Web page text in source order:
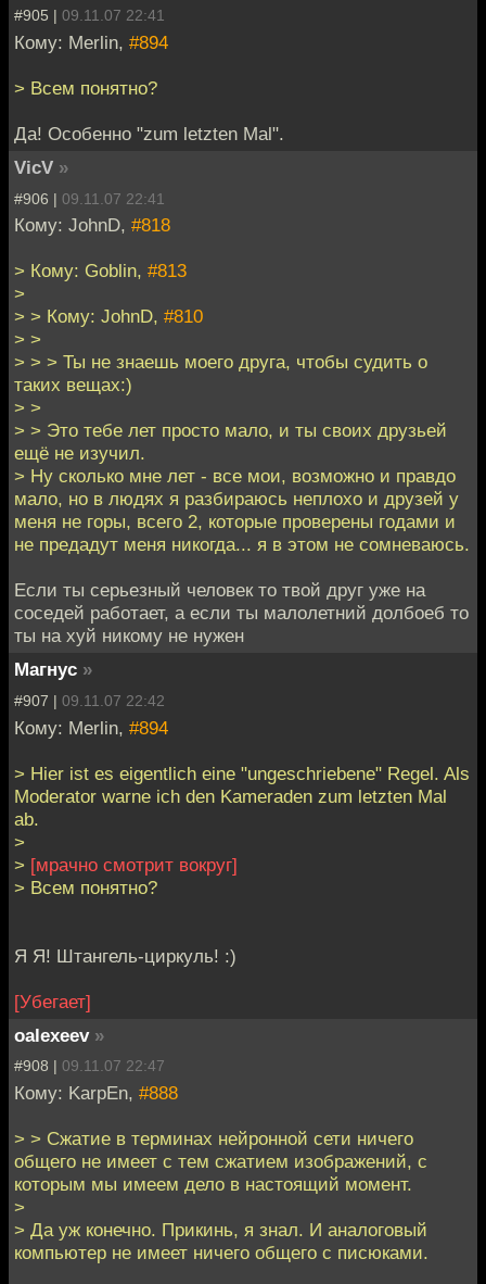
#905 | 09.11.07 22:41
Кому: Merlin, #894
> Всем понятно?
Да! Особенно "zum letzten Mal".
VicV »
#906 | 09.11.07 22:41
Кому: JohnD, #818
> Кому: Goblin, #813
>
> > Кому: JohnD, #810
> >
> > > Ты не знаешь моего друга, чтобы судить о
таких вещах:)
> >
> > Это тебе лет просто мало, и ты своих друзьей
ещё не изучил.
> Ну сколько мне лет - все мои, возможно и правдо
мало, но в людях я разбираюсь неплохо и друзей у
меня не горы, всего 2, которые проверены годами и
не предадут меня никогда... я в этом не сомневаюсь.
Если ты серьезный человек то твой друг уже на
соседей работает, а если ты малолетний долбоеб то
ты на хуй никому не нужен
Магнус »
#907 | 09.11.07 22:42
Кому: Merlin, #894
> Hier ist es eigentlich eine "ungeschriebene" Regel. Als
Moderator warne ich den Kameraden zum letzten Mal
ab.
>
> [мрачно смотрит вокруг]
> Всем понятно?
Я Я! Штангель-циркуль! :)
[Убегает]
oalexeev »
#908 | 09.11.07 22:47
Кому: KarpEn, #888
> > Сжатие в терминах нейронной сети ничего
общего не имеет с тем сжатием изображений, с
которым мы имеем дело в настоящий момент.
>
> Да уж конечно. Прикинь, я знал. И аналоговый
компьютер не имеет ничего общего с писюками.